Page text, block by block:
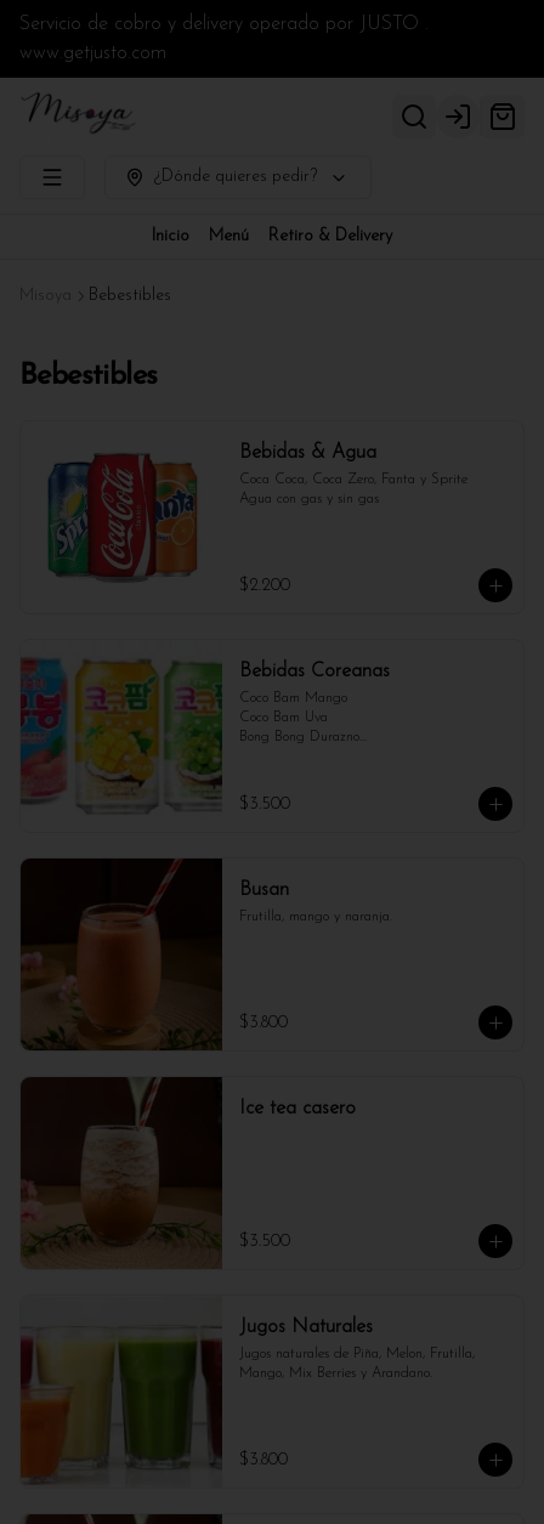
Servicio de cobro y delivery operado por JUSTO .
www.getjusto.com
Login
¿Dónde quieres pedir?
Inicio Menú Retiro & Delivery
Misoya Bebestibles
Bebestibles
Bebidas & Agua
Coca Coca, Coca Zero, Fanta y Sprite
Agua con gas y sin gas
$2.200
Bebidas Coreanas
Coco Bam Mango
Coco Bam Uva
Bong Bong Durazno
Sparkling water melon
$3.500
Busan
Frutilla, mango y naranja.
$3.800
Ice tea casero
$3.500
Jugos Naturales
Jugos naturales de Piña, Melon, Frutilla,
Mango, Mix Berries y Arandano.
$3.800